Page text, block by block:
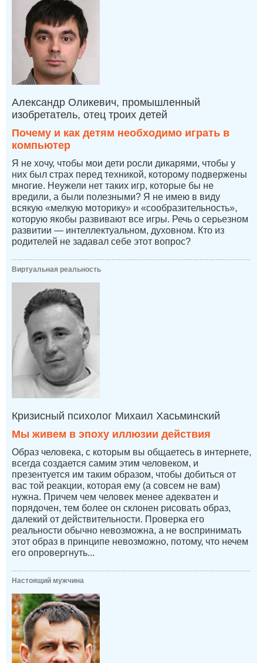
Александр Оликевич, промышленный
изобретатель, отец троих детей
Почему и как детям необходимо играть в
компьютер
Я не хочу, чтобы мои дети росли дикарями, чтобы у
них был страх перед техникой, которому подвержены
многие. Неужели нет таких игр, которые бы не
вредили, а были полезными? Я не имею в виду
всякую «мелкую моторику» и «сообразительность»,
которую якобы развивают все игры. Речь о серьезном
развитии — интеллектуальном, духовном. Кто из
родителей не задавал себе этот вопрос?
Виртуальная реальность
Кризисный психолог Михаил Хасьминский
Мы живем в эпоху иллюзии действия
Образ человека, с которым вы общаетесь в интернете,
всегда создается самим этим человеком, и
презентуется им таким образом, чтобы добиться от
вас той реакции, которая ему (а совсем не вам)
нужна. Причем чем человек менее адекватен и
порядочен, тем более он склонен рисовать образ,
далекий от действительности. Проверка его
реальности обычно невозможна, а не воспринимать
этот образ в принципе невозможно, потому, что нечем
его опровергнуть...
Настоящий мужчина